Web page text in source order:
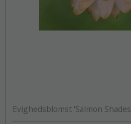
Evighedsblomst 'Salmon